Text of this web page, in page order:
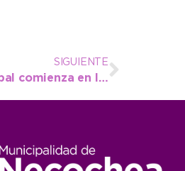
SIGUIENTE
Hoy es el día: la propuesta del atletismo municipal comienza en la Plaza central de Quequén